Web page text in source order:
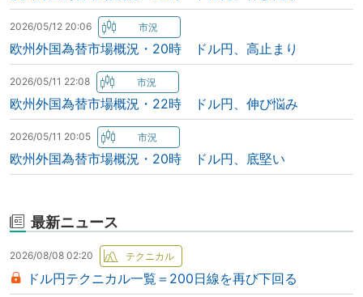
2026/05/12 20:06
欧州外国為替市場概況・20時 ドル円、高止まり
2026/05/11 22:08
欧州外国為替市場概況・22時 ドル円、伸び悩み
2026/05/11 20:05
欧州外国為替市場概況・20時 ドル円、底堅い
最新ニュース
2026/08/08 02:20
ドル円テクニカル一覧＝200日線を再び下回る